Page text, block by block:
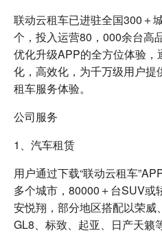
联动云租车已进驻全国300＋
个，投入运营80，000余台高
优化升级APP的全方位体验
化，高效化，为千万级用户提
租车服务体验。
公司服务
1、汽车租赁
用户通过下载“联动云租车
多个城市，80000＋台SUV或
安悦翔，部分地区搭配以荣威
GL8、标致、起亚、日产天籁